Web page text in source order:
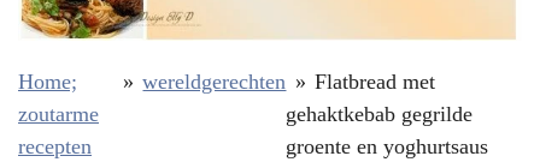
Home;
zoutarme
recepten
» wereldgerechten » Flatbread met
gehaktkebab gegrilde
groente en yoghurtsaus